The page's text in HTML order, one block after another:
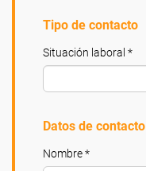
Tipo de contacto
Situación laboral *
Datos de contacto
Nombre *